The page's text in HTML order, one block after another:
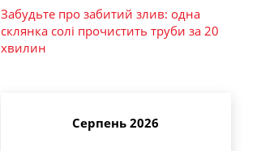
Забудьте про забитий злив: одна
склянка солі прочистить труби за 20
хвилин
Серпень 2026